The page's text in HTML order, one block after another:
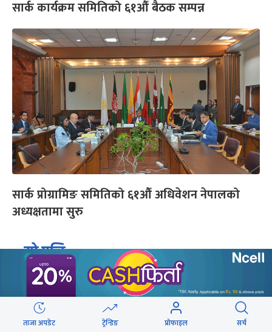
सार्क कार्यक्रम समितिको ६१औँ बैठक सम्पन्न
सार्क प्रोग्रामिङ समितिको ६१औँ अधिवेशन नेपालको
अध्यक्षतामा सुरु
यो पनि
ताजा अपडेट ट्रेन्डिङ प्रोफाइल सर्च